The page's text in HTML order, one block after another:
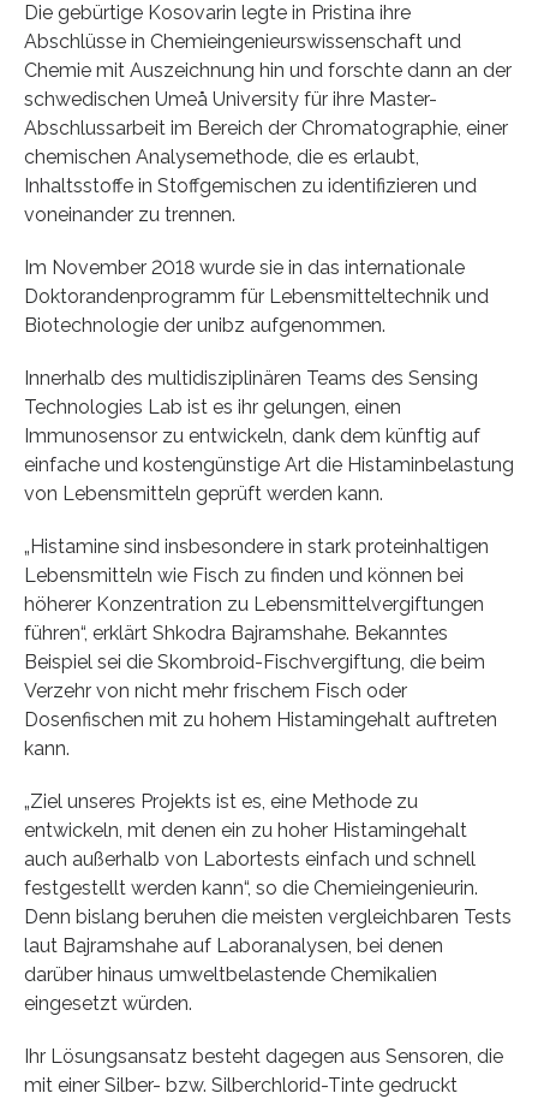
Die gebürtige Kosovarin legte in Pristina ihre
Abschlüsse in Chemieingenieurswissenschaft und
Chemie mit Auszeichnung hin und forschte dann an der
schwedischen Umeå University für ihre Master-
Abschlussarbeit im Bereich der Chromatographie, einer
chemischen Analysemethode, die es erlaubt,
Inhaltsstoffe in Stoffgemischen zu identifizieren und
voneinander zu trennen.
Im November 2018 wurde sie in das internationale
Doktorandenprogramm für Lebensmitteltechnik und
Biotechnologie der unibz aufgenommen.
Innerhalb des multidisziplinären Teams des Sensing
Technologies Lab ist es ihr gelungen, einen
Immunosensor zu entwickeln, dank dem künftig auf
einfache und kostengünstige Art die Histaminbelastung
von Lebensmitteln geprüft werden kann.
„Histamine sind insbesondere in stark proteinhaltigen
Lebensmitteln wie Fisch zu finden und können bei
höherer Konzentration zu Lebensmittelvergiftungen
führen“, erklärt Shkodra Bajramshahe. Bekanntes
Beispiel sei die Skombroid-Fischvergiftung, die beim
Verzehr von nicht mehr frischem Fisch oder
Dosenfischen mit zu hohem Histamingehalt auftreten
kann.
„Ziel unseres Projekts ist es, eine Methode zu
entwickeln, mit denen ein zu hoher Histamingehalt
auch außerhalb von Labortests einfach und schnell
festgestellt werden kann“, so die Chemieingenieurin.
Denn bislang beruhen die meisten vergleichbaren Tests
laut Bajramshahe auf Laboranalysen, bei denen
darüber hinaus umweltbelastende Chemikalien
eingesetzt würden.
Ihr Lösungsansatz besteht dagegen aus Sensoren, die
mit einer Silber- bzw. Silberchlorid-Tinte gedruckt